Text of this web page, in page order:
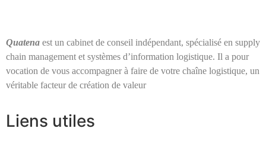
Quatena est un cabinet de conseil indépendant, spécialisé en supply
chain management et systèmes d’information logistique. Il a pour
vocation de vous accompagner à faire de votre chaîne logistique, un
véritable facteur de création de valeur
Liens utiles